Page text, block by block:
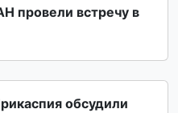
провели встречу в
обсудили